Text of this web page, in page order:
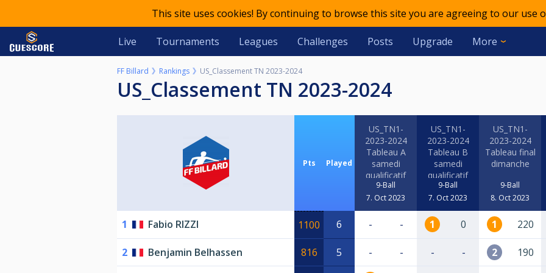
This site uses cookies! By continuing to browse this site you are agreeing to our use
Live Tournaments Leagues Challenges Posts Upgrade More
FF Billard Rankings US_Classement TN 2023-2024
US_Classement TN 2023-2024
Pts Played
US_TN1-
2023-2024
Tableau A
samedi
qualificatif
9-Ball
7. Oct 2023
US_TN1-
2023-2024
Tableau B
samedi
qualificatif
9-Ball
7. Oct 2023
US_TN1-
2023-2024
Tableau final
dimanche
9-Ball
8. Oct 2023
1 Fabio RIZZI 1100 6 - - 1 0 1 220
2 Benjamin Belhassen 816 5 - - - - 2 190